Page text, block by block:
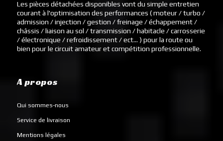
Les pièces détachées disponibles vont du simple entretien
courant à l'optimisation des performances ( moteur / turbo /
admission / injection / gestion / freinage / échappement /
châssis / liaison au sol / transmission / habitacle / carrosserie
/ électronique / refroidissement / ect... ) pour la route ou
bien pour le circuit amateur et compétition professionnelle.
A propos
Qui sommes-nous
Service de livraison
Mentions légales